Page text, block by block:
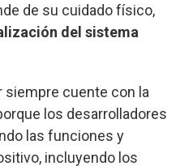
de su cuidado físico,
del sistema
siempre cuente con la
los desarrolladores
las funciones y
incluyendo los